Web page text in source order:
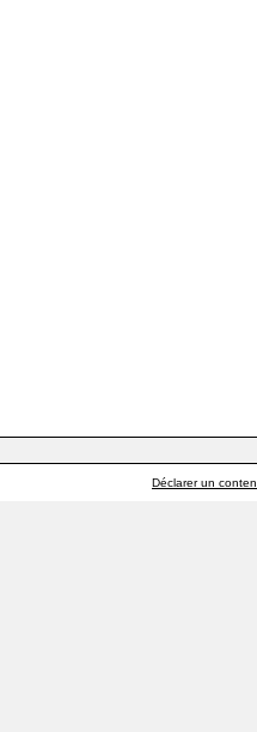
Déclarer un